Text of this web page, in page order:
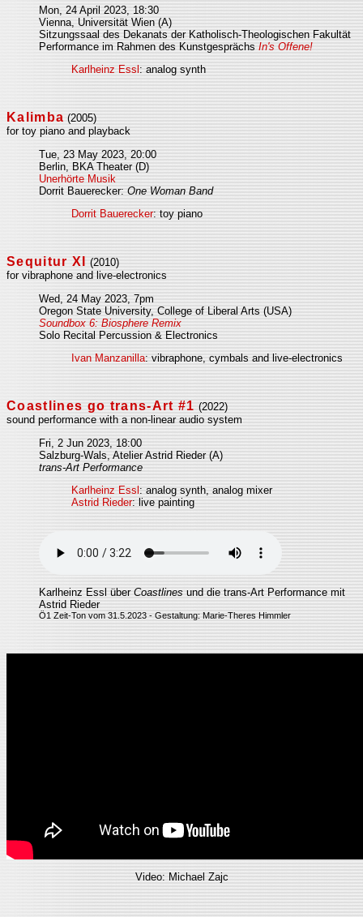
Mon, 24 April 2023, 18:30
Vienna, Universität Wien (A)
Sitzungssaal des Dekanats der Katholisch-Theologischen Fakultät
Performance im Rahmen des Kunstgesprächs In's Offene!
Karlheinz Essl : analog synth
Kalimba (2005)
for toy piano and playback
Tue, 23 May 2023, 20:00
Berlin, BKA Theater (D)
Unerhörte Musik
Dorrit Bauerecker: One Woman Band
Dorrit Bauerecker: toy piano
Sequitur XI
(2010)
for vibraphone and live-electronics
Wed, 24 May 2023, 7pm
Oregon State University, College of Liberal Arts (USA)
Soundbox 6: Biosphere Remix
Solo Recital Percussion & Electronics
Ivan Manzanilla: vibraphone, cymbals and live-electronics
Coastlines go trans-Art #1 (2022)
sound performance with a non-linear audio system
Fri, 2 Jun 2023, 18:00
Salzburg-Wals, Atelier Astrid Rieder (A)
trans-Art Performance
Karlheinz Essl : analog synth, analog mixer
Astrid Rieder: live painting
Karlheinz Essl über Coastlines und die trans-Art Performance mit
Astrid Rieder
Ö1 Zeit-Ton vom 31.5.2023 - Gestaltung: Marie-Theres Himmler
Video: Michael Zajc